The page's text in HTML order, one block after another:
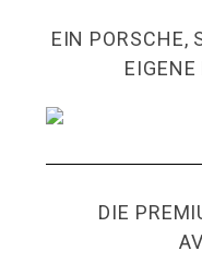
EIN PORSCHE,
EIGENE
DIE